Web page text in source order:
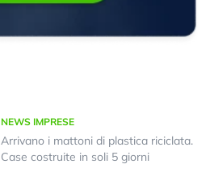
NEWS IMPRESE
Arrivano i mattoni di plastica riciclata.
Case costruite in soli 5 giorni